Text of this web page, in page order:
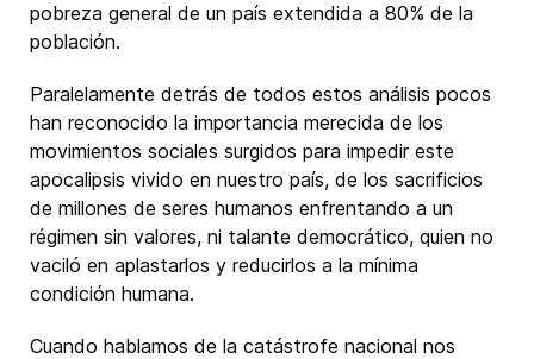
pobreza general de un país extendida a 80% de la
población.
Paralelamente detrás de todos estos análisis pocos
han reconocido la importancia merecida de los
movimientos sociales surgidos para impedir este
apocalipsis vivido en nuestro país, de los sacrificios
de millones de seres humanos enfrentando a un
régimen sin valores, ni talante democrático, quien no
vaciló en aplastarlos y reducirlos a la mínima
condición humana.
Cuando hablamos de la catástrofe nacional nos